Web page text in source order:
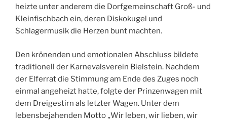
heizte unter anderem die Dorfgemeinschaft Groß- und
Kleinfischbach ein, deren Diskokugel und
Schlagermusik die Herzen bunt machten.
Den krönenden und emotionalen Abschluss bildete
traditionell der Karnevalsverein Bielstein. Nachdem
der Elferrat die Stimmung am Ende des Zuges noch
einmal angeheizt hatte, folgte der Prinzenwagen mit
dem Dreigestirn als letzter Wagen. Unter dem
lebensbejahenden Motto „Wir leben, wir lieben, wir